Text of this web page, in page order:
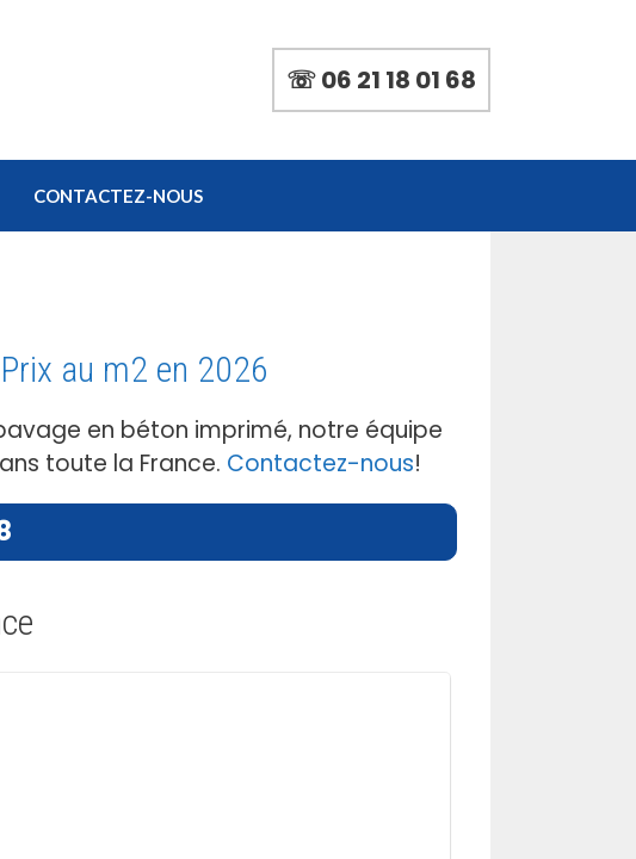
☏ 06 21 18 01 68
CONTACTEZ-NOUS
au m2 en 2026
en béton imprimé, notre équipe
toute la France. Contactez-nous!